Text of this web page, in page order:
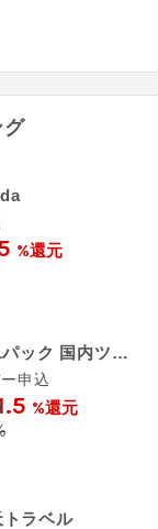
%還元
JALパック 国内ツアー（ジャルパック）
申込
%還元
トラベル